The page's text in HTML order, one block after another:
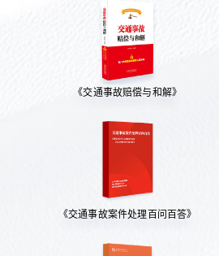
《交通事故赔偿与和解》
《交通事故案件处理百问百答》